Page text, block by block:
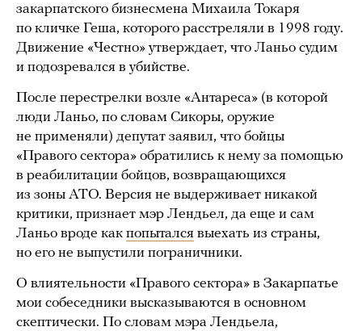
закарпатского бизнесмена Михаила Токаря
по кличке Геша, которого расстреляли в 1998 году.
Движение «Честно» утверждает, что Ланьо судим
и подозревался в убийстве.
После перестрелки возле «Антареса» (в которой
люди Ланьо, по словам Сикоры, оружие
не применяли) депутат заявил, что бойцы
«Правого сектора» обратились к нему за помощью
в реабилитации бойцов, возвращающихся
из зоны АТО. Версия не выдерживает никакой
критики, признает мэр Лендьел, да еще и сам
Ланьо вроде как попытался выехать из страны,
но его не выпустили пограничники.
О влиятельности «Правого сектора» в Закарпатье
мои собеседники высказываются в основном
скептически. По словам мэра Лендьела,